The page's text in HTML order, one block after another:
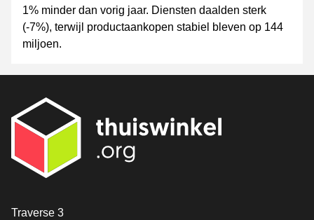
1% minder dan vorig jaar. Diensten daalden sterk
(-7%), terwijl productaankopen stabiel bleven op 144
miljoen.
Contact
Traverse 3